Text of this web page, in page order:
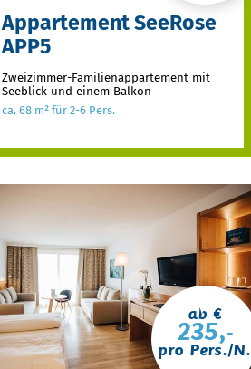
Appartement SeeRose
APP5
Zweizimmer-Familienappartement mit
Seeblick und einem Balkon
ca. 68 m² für 2-6 Pers.
ab €
235,-
pro Pers./N.